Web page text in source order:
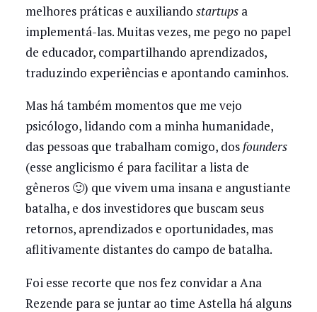
melhores práticas e auxiliando startupsa
implementá-las. Muitas vezes, me pego no papel
de educador, compartilhando aprendizados,
traduzindo experiências e apontando caminhos.
Mas há também momentos que me vejo
psicólogo, lidando com a minha humanidade,
das pessoas que trabalham comigo, dos founders
(esse anglicismo é para facilitar a lista de
gêneros 🙂) que vivem uma insana e angustiante
batalha, e dos investidores que buscam seus
retornos, aprendizados e oportunidades, mas
aflitivamente distantes do campo de batalha.
Foi esse recorte que nos fez convidar a Ana
Rezende para se juntar ao time Astella há alguns